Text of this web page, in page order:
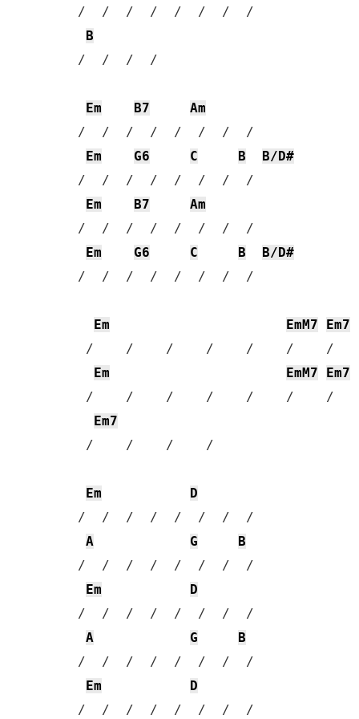
/  /  /  /  /  /  /  /
B
/  /  /  /
Em B7
Am
/  /  /  /  /  /  /  /
Em
G6 C B
B/D#
/  /  /  /  /  /  /  /
Em
B7
Am
/  /  /  /  /  /  /  /
Em
G6 C B
B/D#
/  /  /  /  /  /  /  /
Em EmM7
Em7
/    /    /    /    /    /    /
Em
EmM7
Em7
/    /    /    /    /    /    /
Em7
  /    /    /    /
Em
D
/  /  /  /  /  /  /  /
A
G
B
/  /  /  /  /  /  /  /
Em
D
/  /  /  /  /  /  /  /
A
G
B
/  /  /  /  /  /  /  /
Em
D
/  /  /  /  /  /  /  /